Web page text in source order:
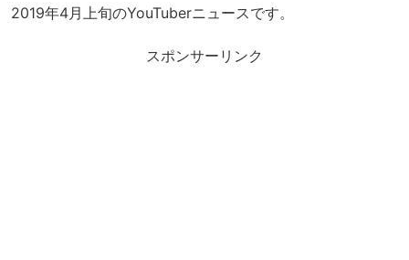
2019年4月上旬のYouTuberニュースです。
スポンサーリンク